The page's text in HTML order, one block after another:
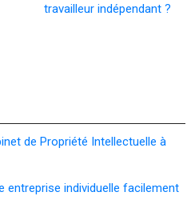
travailleur indépendant ?
de Propriété Intellectuelle à
entreprise individuelle facilement